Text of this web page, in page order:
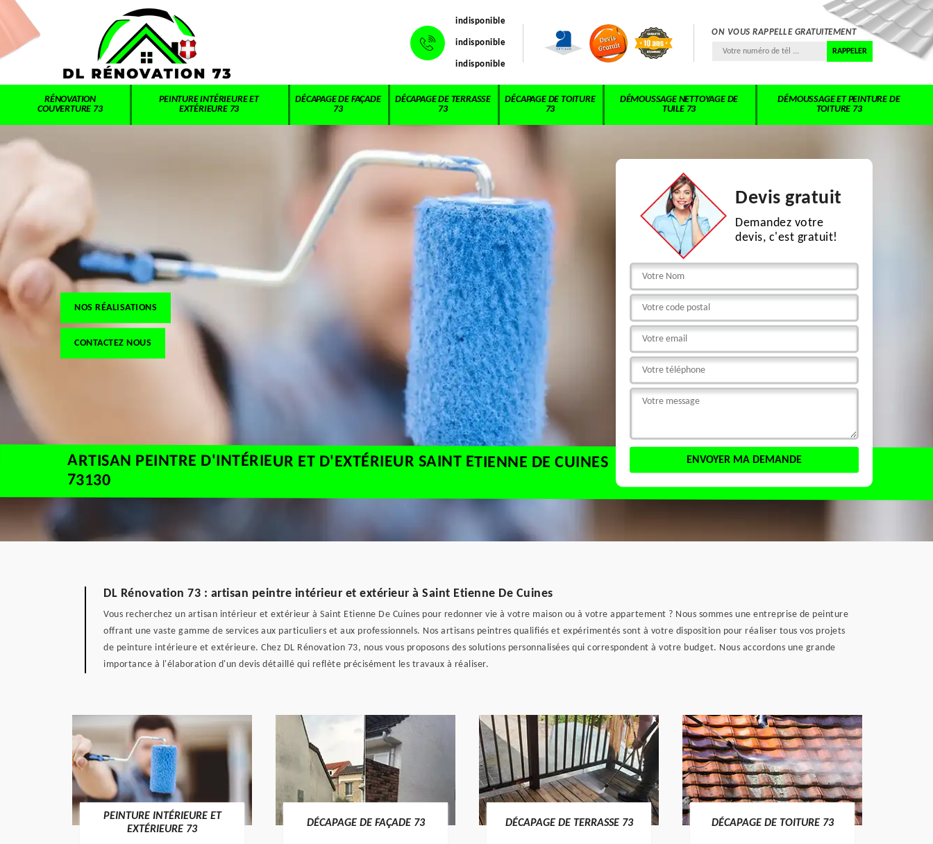
indisponible
indisponible
indisponible
ON VOUS RAPPELLE GRATUITEMENT
RÉNOVATION
COUVERTURE 73
PEINTURE INTÉRIEURE ET
EXTÉRIEURE 73
DÉCAPAGE DE FAÇADE
73
DÉCAPAGE DE TERRASSE
73
DÉCAPAGE DE TOITURE
73
DÉMOUSSAGE NETTOYAGE DE
TUILE 73
DÉMOUSSAGE ET PEINTURE DE
TOITURE 73
NOS RÉALISATIONS
CONTACTEZ NOUS
Devis gratuit
Demandez votre
devis, c'est gratuit!
ARTISAN PEINTRE D'INTÉRIEUR ET D'EXTÉRIEUR SAINT ETIENNE DE CUINES
73130
DL Rénovation 73 : artisan peintre intérieur et extérieur à Saint Etienne De Cuines
Vous recherchez un artisan intérieur et extérieur à Saint Etienne De Cuines pour redonner vie à votre maison ou à votre appartement ? Nous sommes une entreprise de peinture
offrant une vaste gamme de services aux particuliers et aux professionnels. Nos artisans peintres qualifiés et expérimentés sont à votre disposition pour réaliser tous vos projets
de peinture intérieure et extérieure. Chez DL Rénovation 73, nous vous proposons des solutions personnalisées qui correspondent à votre budget. Nous accordons une grande
importance à l'élaboration d'un devis détaillé qui reflète précisément les travaux à réaliser.
PEINTURE INTÉRIEURE ET
EXTÉRIEURE 73
DÉCAPAGE DE FAÇADE 73 DÉCAPAGE DE TERRASSE 73 DÉCAPAGE DE TOITURE 73